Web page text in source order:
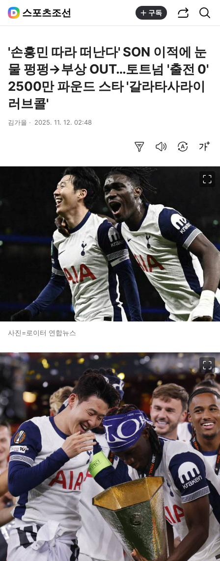
스포츠조선 구독
'손흥민 따라 떠난다' SON 이적에 눈
물 펑펑→부상 OUT…토트넘 '출전 0'
2500만 파운드 스타 '갈라타사라이
러브콜'
김가을 2025. 11. 12. 02:48
사진=로이터 연합뉴스